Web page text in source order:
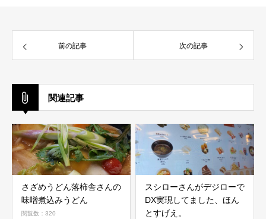
前の記事 次の記事
関連記事
さざめうどん落柿舎さんの
味噌煮込みうどん
閲覧数：320
スシローさんがデジローで
DX実現してました、ほん
とすげえ。